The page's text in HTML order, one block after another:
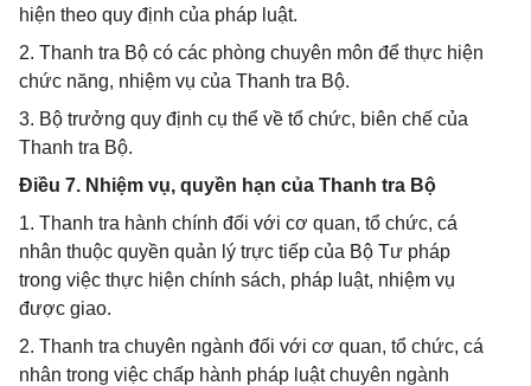
hiện theo quy định của pháp luật.
2. Thanh tra Bộ có các phòng chuyên môn để thực hiện
chức năng, nhiệm vụ của Thanh tra Bộ.
3. Bộ trưởng quy định cụ thể về tổ chức, biên chế của
Thanh tra Bộ.
Điều 7. Nhiệm vụ, quyền hạn của Thanh tra Bộ
1. Thanh tra hành chính đối với cơ quan, tổ chức, cá
nhân thuộc quyền quản lý trực tiếp của Bộ Tư pháp
trong việc thực hiện chính sách, pháp luật, nhiệm vụ
được giao.
2. Thanh tra chuyên ngành đối với cơ quan, tổ chức, cá
nhân trong việc chấp hành pháp luật chuyên ngành